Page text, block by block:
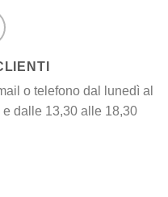
o telefono dal lunedì al
dalle 13,30 alle 18,30